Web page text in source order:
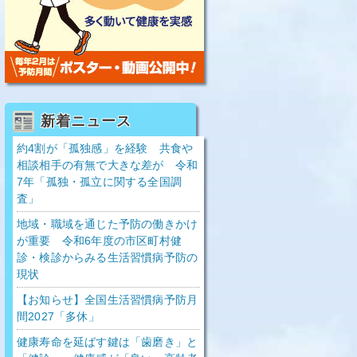
新着ニュース
約4割が「孤独感」を経験 共食や
相談相手の有無で大きな差が 令和
7年「孤独・孤立に関する全国調
査」
地域・職域を通じた予防の働きかけ
が重要 令和6年度の市区町村健
診・検診からみる生活習慣病予防の
現状
【お知らせ】全国生活習慣病予防月
間2027「多休」
健康寿命を延ばす鍵は「歯磨き」と